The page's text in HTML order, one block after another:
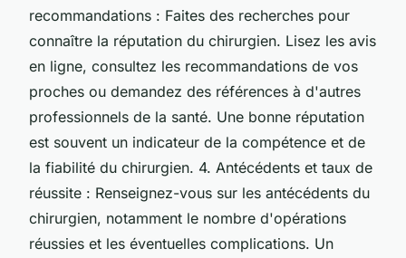
recommandations : Faites des recherches pour
connaître la réputation du chirurgien. Lisez les avis
en ligne, consultez les recommandations de vos
proches ou demandez des références à d'autres
professionnels de la santé. Une bonne réputation
est souvent un indicateur de la compétence et de
la fiabilité du chirurgien. 4. Antécédents et taux de
réussite : Renseignez-vous sur les antécédents du
chirurgien, notamment le nombre d'opérations
réussies et les éventuelles complications. Un